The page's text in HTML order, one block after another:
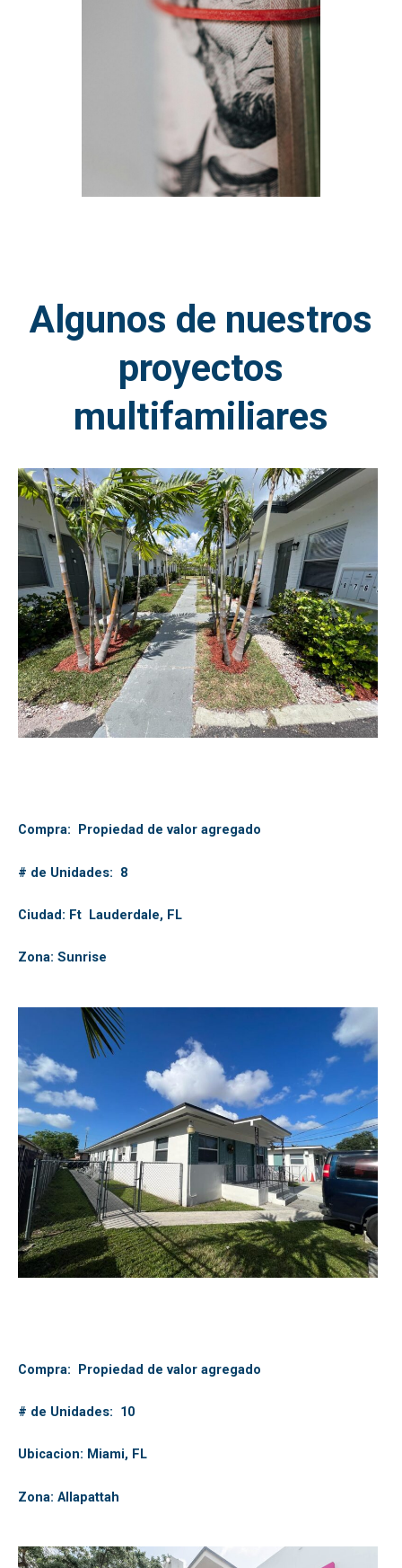
Algunos de nuestros
proyectos
multifamiliares
Compra: Propiedad de valor agregado
# de Unidades: 8
Ciudad: Ft Lauderdale, FL
Zona: Sunrise
Compra: Propiedad de valor agregado
# de Unidades: 10
Ubicacion: Miami, FL
Zona: Allapattah